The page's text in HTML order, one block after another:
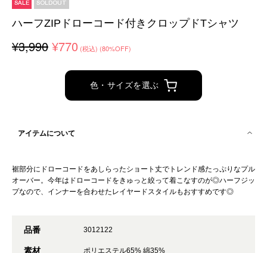
SALE SOLDOUT
ハーフZIPドローコード付きクロップドTシャツ
¥3,990 ¥770 (税込) (80%OFF)
色・サイズを選ぶ
アイテムについて
裾部分にドローコードをあしらったショート丈でトレンド感たっぷりなプル
オーバー。今年はドローコードをきゅっと絞って着こなすのが◎ハーフジッ
プなので、インナーを合わせたレイヤードスタイルもおすすめです◎
品番 3012122
素材 ポリエステル65% 綿35%